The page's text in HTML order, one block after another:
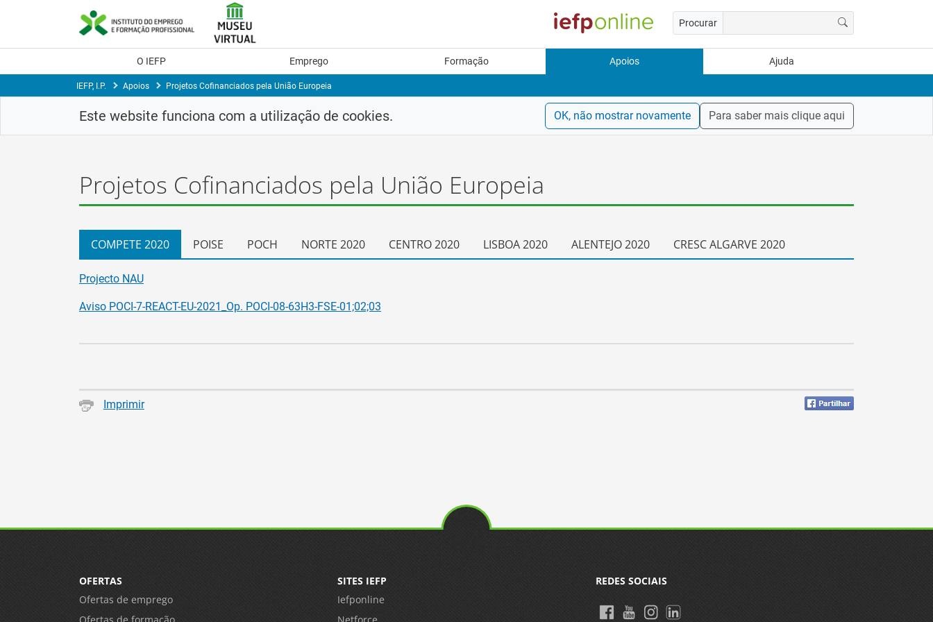
principal
Procurar
O IEFP Emprego Formação Apoios Ajuda
IEFP, I.P. Apoios Projetos Cofinanciados pela União Europeia
Este website funciona com a utilização de cookies. OK, não mostrar novamente Para saber mais clique aqui
Projetos Cofinanciados pela União Europeia
COMPETE 2020 POISE POCH NORTE 2020 CENTRO 2020 LISBOA 2020 ALENTEJO 2020 CRESC ALGARVE 2020
Projecto NAU
Aviso POCI-7-REACT-EU-2021_Op. POCI-08-63H3-FSE-01;02;03
Imprimir
OFERTAS
Ofertas de emprego
SITES IEFP
Iefponline
REDES SOCIAIS